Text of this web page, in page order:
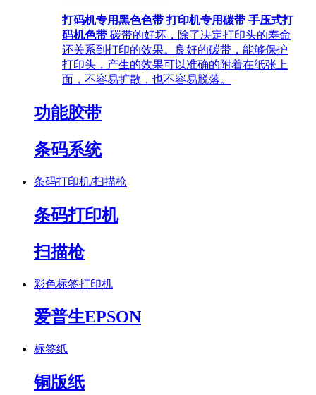
打码机专用黑色色带 打印机专用碳带 手压式打
码机色带 碳带的好坏，除了决定打印头的寿命
还关系到打印的效果。良好的碳带，能够保护
打印头，产生的效果可以准确的附着在纸张上
面，不容易扩散，也不容易脱落。
功能胶带
条码系统
条码打印机/扫描枪
条码打印机
扫描枪
彩色标签打印机
爱普生EPSON
标签纸
铜版纸